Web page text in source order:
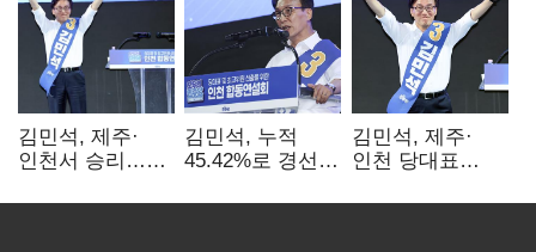
김민석, 제주·
인천서 승리…
탈환'(종합)
김민석, 누적
45.42%로 경선
격차
김민석, 제주·
인천 당대표